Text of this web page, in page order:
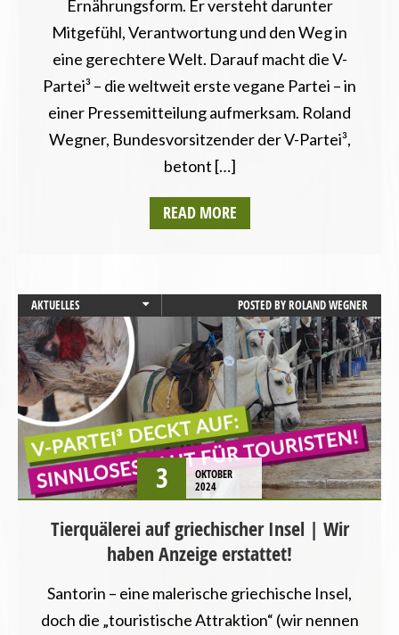
Ernährungsform. Er versteht darunter
Mitgefühl, Verantwortung und den Weg in
eine gerechtere Welt. Darauf macht die V-
Partei³ – die weltweit erste vegane Partei – in
einer Pressemitteilung aufmerksam. Roland
Wegner, Bundesvorsitzender der V-Partei³,
betont […]
READ MORE
AKTUELLES
LANDWIRTSCHAFT
PRESSEMITTEILUNG
STARTSEITE
TIERSCHUTZ / TIERRECHTE
VEGANISMUS
POSTED BYROLAND WEGNER
3
OKTOBER
2024
Tierquälerei auf griechischer Insel | Wir
haben Anzeige erstattet!
Santorin – eine malerische griechische Insel,
doch die „touristische Attraktion“ (wir nennen